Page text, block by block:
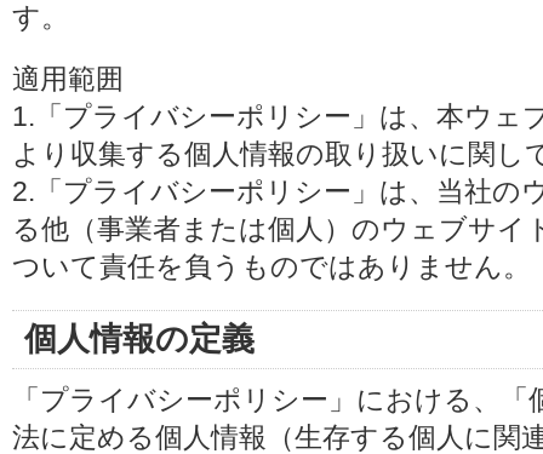
す。
適用範囲
1.「プライバシーポリシー」は、本ウェ
より収集する個人情報の取り扱いに関し
2.「プライバシーポリシー」は、当社の
る他（事業者または個人）のウェブサイ
ついて責任を負うものではありません。
個人情報の定義
「プライバシーポリシー」における、
法に定める個人情報（生存する個人に関